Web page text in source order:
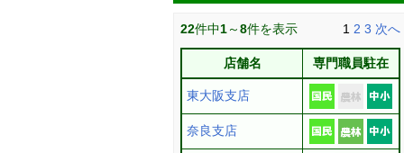
22件中1～8件を表示 1 2 3 次へ
店舗名 専門職員駐在
東大阪支店
奈良支店